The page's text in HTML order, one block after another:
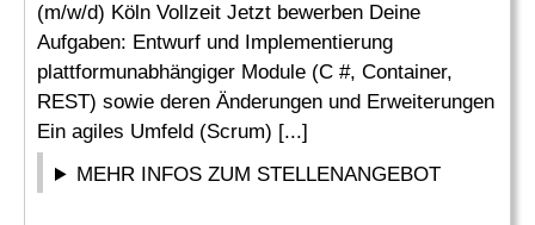
(m/w/d) Köln Vollzeit Jetzt bewerben Deine
Aufgaben: Entwurf und Implementierung
plattformunabhängiger Module (C #, Container,
REST) sowie deren Änderungen und Erweiterungen
Ein agiles Umfeld (Scrum) [...]
MEHR INFOS ZUM STELLENANGEBOT